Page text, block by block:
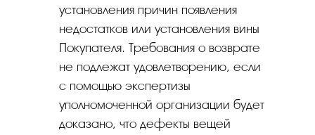
установления причин появления
недостатков или установления вины
Покупателя. Требования о возврате
не подлежат удовлетворению, если
с помощью экспертизы
уполномоченной организации будет
доказано, что дефекты вещей